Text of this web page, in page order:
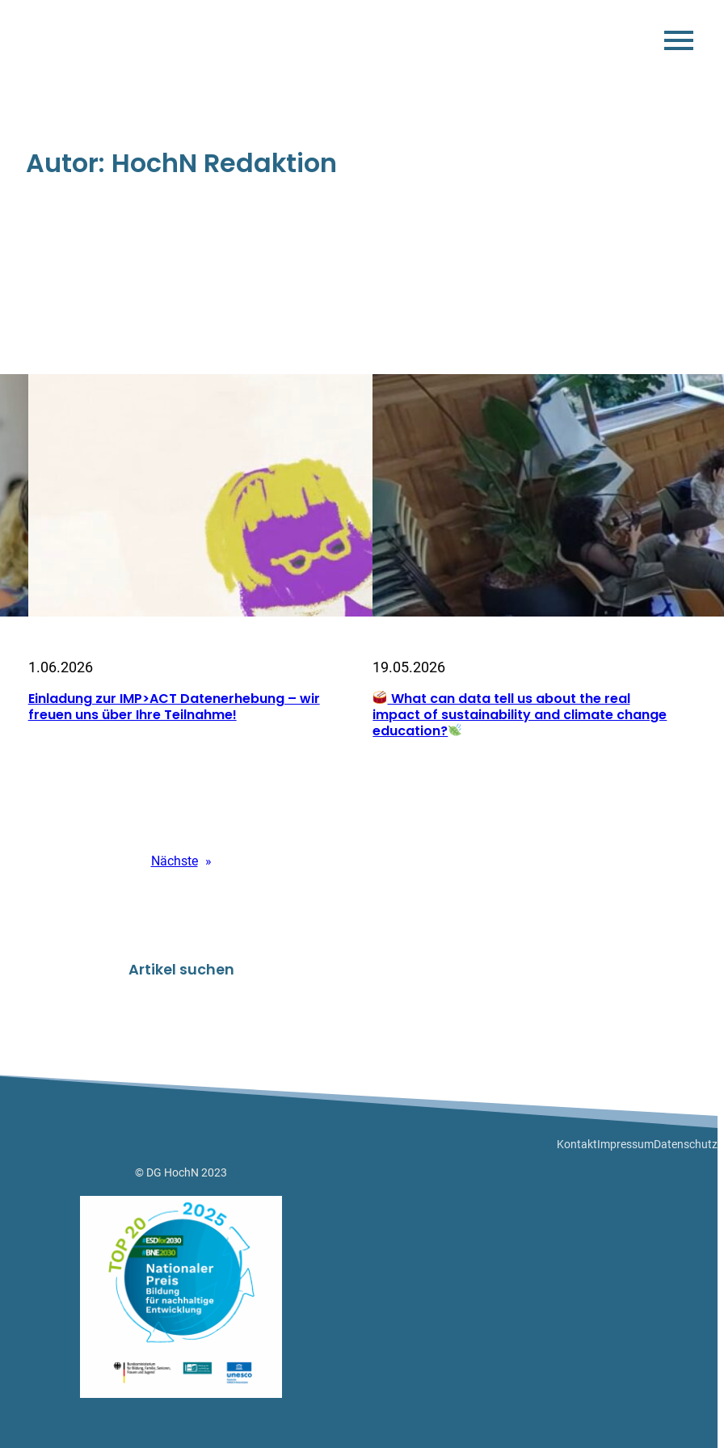
Autor: HochN Redaktion
1.06.2026
Einladung zur IMP>ACT Datenerhebung – wir
freuen uns über Ihre Teilnahme!
19.05.2026
What can data tell us about the real
impact of sustainability and climate change
education?
Nächste »
Artikel suchen
KontaktImpressumDatenschutz
© DG HochN 2023